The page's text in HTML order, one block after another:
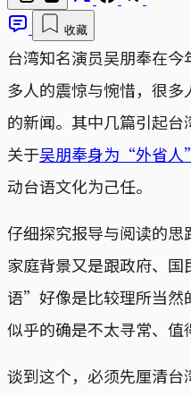
收藏
台湾知名演员吴朋奉在
多人的震惊与惋惜，很
的新闻。其中几篇引起
关于吴朋奉身为“外省
动台语文化为己任。
仔细探究报导与阅读的思
家庭背景又是跟政府、
语”好像是比较理所当然
似乎的确是不太寻常、值
谈到这个，必须先厘清